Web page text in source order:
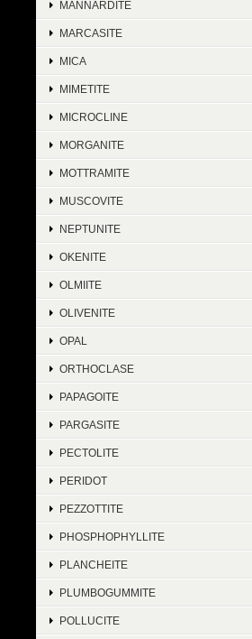
MANNARDITE
MARCASITE
MICA
MIMETITE
MICROCLINE
MORGANITE
MOTTRAMITE
MUSCOVITE
NEPTUNITE
OKENITE
OLMIITE
OLIVENITE
OPAL
ORTHOCLASE
PAPAGOITE
PARGASITE
PECTOLITE
PERIDOT
PEZZOTTITE
PHOSPHOPHYLLITE
PLANCHEITE
PLUMBOGUMMITE
POLLUCITE